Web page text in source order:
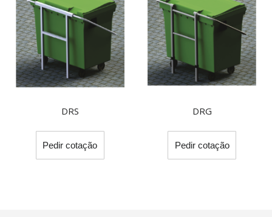
DRS
Pedir cotação
This
has
DRG
Pedir cotação
This
has